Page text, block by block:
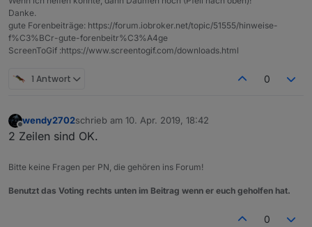
Danke.
gute Forenbeiträge: https://forum.iobroker.net/topic/51555/hinweise-
f%C3%BCr-gute-forenbeitr%C3%A4ge
ScreenToGif :https://www.screentogif.com/downloads.html
1 Antwort 0
Offline
wendy2702schrieb am 10. Apr. 2019, 18:42
zuletzt editiert von
2 Zeilen sind OK.
Bitte keine Fragen per PN, die gehören ins Forum!
Benutzt das Voting rechts unten im Beitrag wenn er euch geholfen hat.
0